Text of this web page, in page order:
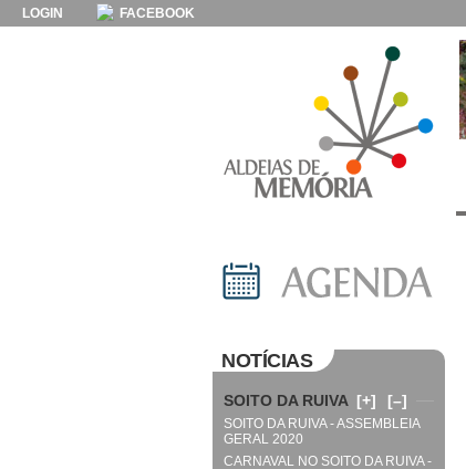
LOGIN FACEBOOK
NOTÍCIAS
SOITO DA RUIVA [+] [–]
SOITO DA RUIVA - ASSEMBLEIA
GERAL 2020
CARNAVAL NO SOITO DA RUIVA -